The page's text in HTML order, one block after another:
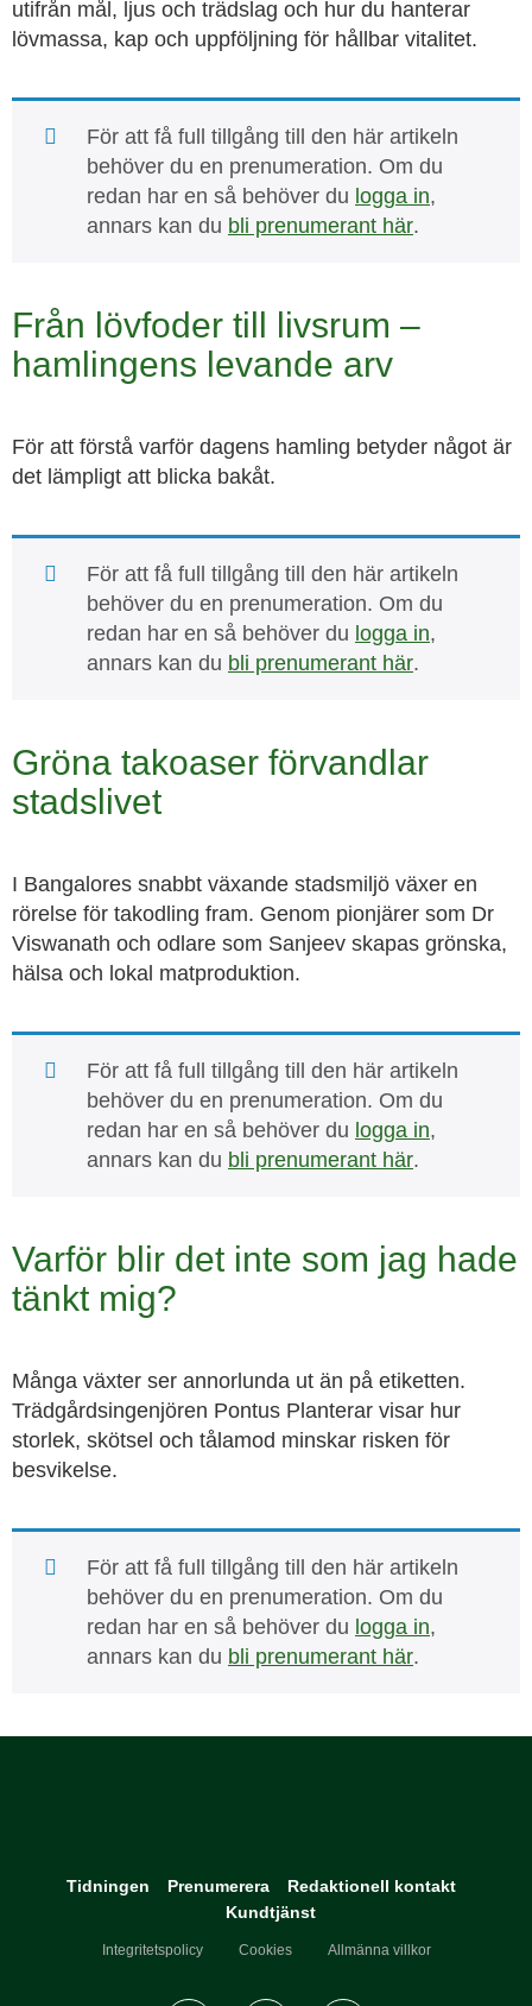
utifrån mål, ljus och trädslag och hur du hanterar
lövmassa, kap och uppföljning för hållbar vitalitet.
För att få full tillgång till den här artikeln
behöver du en prenumeration. Om du
redan har en så behöver du logga in,
annars kan du bli prenumerant här.
Från lövfoder till livsrum –
hamlingens levande arv
För att förstå varför dagens hamling betyder något är
det lämpligt att blicka bakåt.
För att få full tillgång till den här artikeln
behöver du en prenumeration. Om du
redan har en så behöver du logga in,
annars kan du bli prenumerant här.
Gröna takoaser förvandlar
stadslivet
I Bangalores snabbt växande stadsmiljö växer en
rörelse för takodling fram. Genom pionjärer som Dr
Viswanath och odlare som Sanjeev skapas grönska,
hälsa och lokal matproduktion.
För att få full tillgång till den här artikeln
behöver du en prenumeration. Om du
redan har en så behöver du logga in,
annars kan du bli prenumerant här.
Varför blir det inte som jag hade
tänkt mig?
Många växter ser annorlunda ut än på etiketten.
Trädgårdsingenjören Pontus Planterar visar hur
storlek, skötsel och tålamod minskar risken för
besvikelse.
För att få full tillgång till den här artikeln
behöver du en prenumeration. Om du
redan har en så behöver du logga in,
annars kan du bli prenumerant här.
Tidningen Prenumerera
Redaktionell kontakt
Kundtjänst
Integritetspolicy Cookies Allmänna villkor